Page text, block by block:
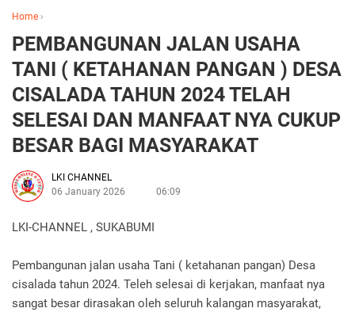
Home ›
PEMBANGUNAN JALAN USAHA
TANI ( KETAHANAN PANGAN ) DESA
CISALADA TAHUN 2024 TELAH
SELESAI DAN MANFAAT NYA CUKUP
BESAR BAGI MASYARAKAT
LKI CHANNEL
06 January 2026
06:09
LKI-CHANNEL , SUKABUMI
Pembangunan jalan usaha Tani ( ketahanan pangan) Desa
cisalada tahun 2024. Teleh selesai di kerjakan, manfaat nya
sangat besar dirasakan oleh seluruh kalangan masyarakat,